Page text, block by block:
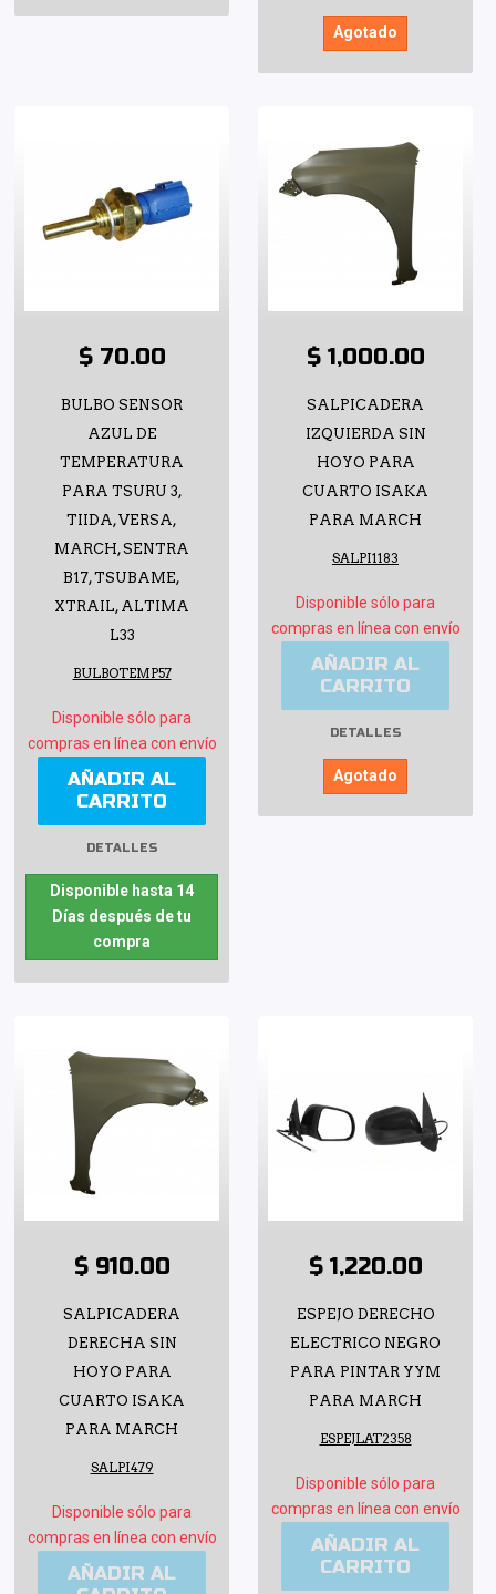
Agotado
$ 70.00
BULBO SENSOR
AZUL DE
TEMPERATURA
PARA TSURU 3,
TIIDA, VERSA,
MARCH, SENTRA
B17, TSUBAME,
XTRAIL, ALTIMA
L33
BULBOTEMP57
Disponible sólo para
compras en línea con envío
AÑADIR AL
CARRITO
DETALLES
Disponible hasta 14
Días después de tu
compra
$ 1,000.00
SALPICADERA
IZQUIERDA SIN
HOYO PARA
CUARTO ISAKA
PARA MARCH
SALPI1183
Disponible sólo para
compras en línea con envío
AÑADIR AL
CARRITO
DETALLES
Agotado
$ 910.00
SALPICADERA
DERECHA SIN
HOYO PARA
CUARTO ISAKA
PARA MARCH
SALPI479
Disponible sólo para
compras en línea con envío
AÑADIR AL
$ 1,220.00
ESPEJO DERECHO
ELECTRICO NEGRO
PARA PINTAR YYM
PARA MARCH
ESPEJLAT2358
Disponible sólo para
compras en línea con envío
AÑADIR AL
CARRITO